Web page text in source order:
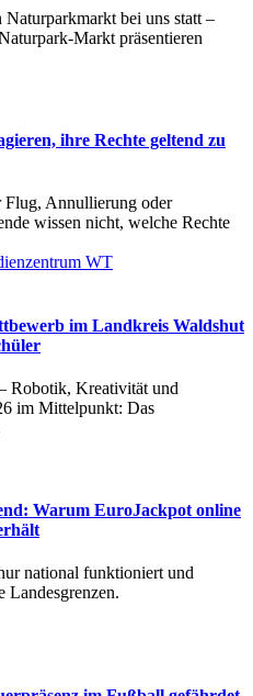
bei uns statt –
Markt präsentieren
ihre Rechte geltend zu
Flug, Annullierung oder
wissen nicht, welche Rechte
im Landkreis Waldshut
Robotik, Kreativität und
im Mittelpunkt: Das
Warum EuroJackpot online
national funktioniert und
Landesgrenzen.